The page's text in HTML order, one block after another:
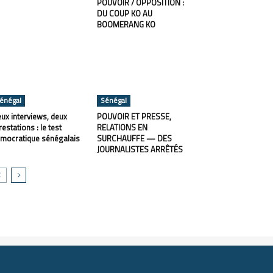
POUVOIR / OPPOSITION :
DU COUP KO AU
BOOMERANG KO
interviews, deux
: le test
sénégalais
Sénégal
POUVOIR ET PRESSE,
RELATIONS EN
SURCHAUFFE — DES
JOURNALISTES ARRÊTÉS